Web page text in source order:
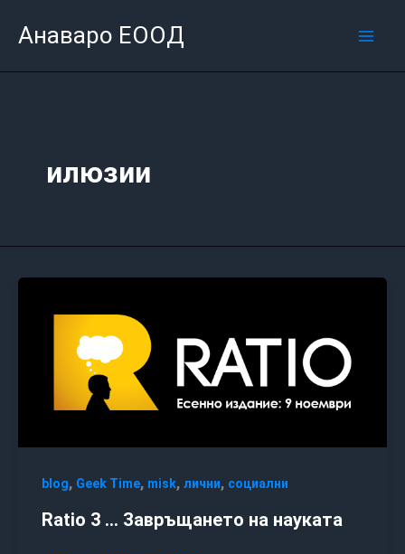
Анаваро ЕООД
илюзии
blog, Geek Time, misk, лични, социални
Ratio 3 … Завръщането на науката